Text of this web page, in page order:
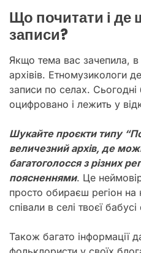
Що почитати і де
записи?
Якщо тема вас зачепила,
архівів. Етномузикологи
записи по селах. Сьогодні
оцифровано і лежить у
Шукайте проєкти типу
величезний архів, де
багатоголосся з різних
поясненнями. Це
просто обираєш регіон на
співали в селі твоєї
Також багато інформації